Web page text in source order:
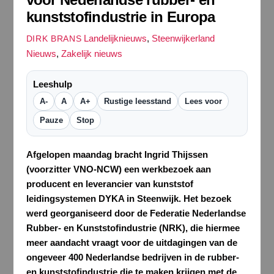
kunststofindustrie in Europa
DIRK BRANS Landelijknieuws, Steenwijkerland
Nieuws, Zakelijk nieuws
Leeshulp
A- A A+ Rustige leesstand Lees voor
Pauze Stop
Afgelopen maandag bracht Ingrid Thijssen
(voorzitter VNO-NCW) een werkbezoek aan
producent en leverancier van kunststof
leidingsystemen DYKA in Steenwijk. Het bezoek
werd georganiseerd door de Federatie Nederlandse
Rubber- en Kunststofindustrie (NRK), die hiermee
meer aandacht vraagt voor de uitdagingen van de
ongeveer 400 Nederlandse bedrijven in de rubber-